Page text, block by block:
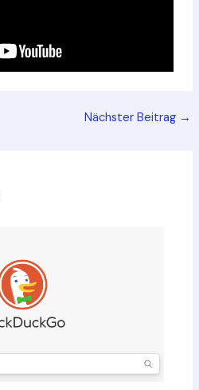
Nächster Beitrag →